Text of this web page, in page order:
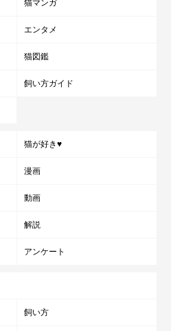
猫マンガ
エンタメ
猫図鑑
飼い方ガイド
猫が好き♥
漫画
動画
解説
アンケート
飼い方